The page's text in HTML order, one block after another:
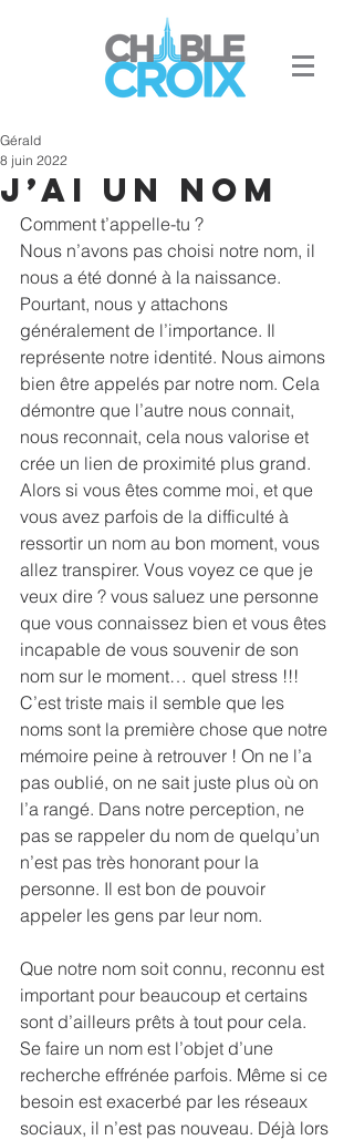
J’ai un nom
Gérald
8 juin 2022
Comment t’appelle-tu ?
Nous n’avons pas choisi notre nom, il
nous a été donné à la naissance.
Pourtant, nous y attachons
généralement de l’importance. Il
représente notre identité. Nous aimons
bien être appelés par notre nom. Cela
démontre que l’autre nous connait,
nous reconnait, cela nous valorise et
crée un lien de proximité plus grand.
Alors si vous êtes comme moi, et que
vous avez parfois de la difficulté à
ressortir un nom au bon moment, vous
allez transpirer. Vous voyez ce que je
veux dire ? vous saluez une personne
que vous connaissez bien et vous êtes
incapable de vous souvenir de son
nom sur le moment… quel stress !!!
C’est triste mais il semble que les
noms sont la première chose que notre
mémoire peine à retrouver ! On ne l’a
pas oublié, on ne sait juste plus où on
l’a rangé. Dans notre perception, ne
pas se rappeler du nom de quelqu’un
n’est pas très honorant pour la
personne. Il est bon de pouvoir
appeler les gens par leur nom.
Que notre nom soit connu, reconnu est
important pour beaucoup et certains
sont d’ailleurs prêts à tout pour cela.
Se faire un nom est l’objet d’une
recherche effrénée parfois. Même si ce
besoin est exacerbé par les réseaux
sociaux, il n’est pas nouveau. Déjà lors